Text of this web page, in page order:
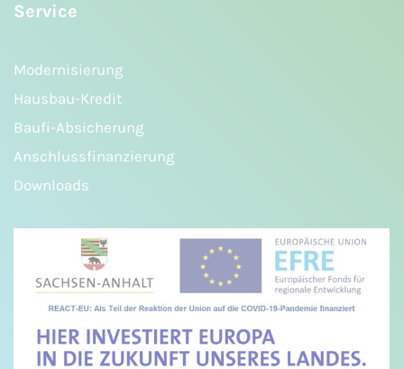
Service
Modernisierung
Hausbau-Kredit
Baufi-Absicherung
Anschlussfinanzierung
Downloads